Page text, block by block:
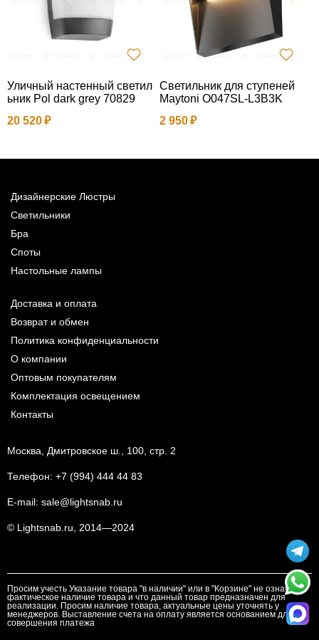
Уличный настенный светил
ьник Pol dark grey 70829
20 520
Светильник для ступеней
Maytoni O047SL-L3B3K
2 950
Дизайнерские Люстры
Светильники
Бра
Споты
Настольные лампы
Доставка и оплата
Возврат и обмен
Политика конфиденциальности
О компании
Оптовым покупателям
Комплектация освещением
Контакты
Москва, Дмитровское ш., 100, стр. 2
Телефон: +7 (994) 444 44 83
E-mail: sale@lightsnab.ru
© Lightsnab.ru, 2014—2024
Просим учесть Указание товара "в наличии" или в "Корзине" не означает
фактическое наличие товара и что данный товар предназначен для
реализации. Просим наличие товара, актуальные цены уточнять у
менеджеров. Выставление счета на оплату является основанием для
совершения платежа